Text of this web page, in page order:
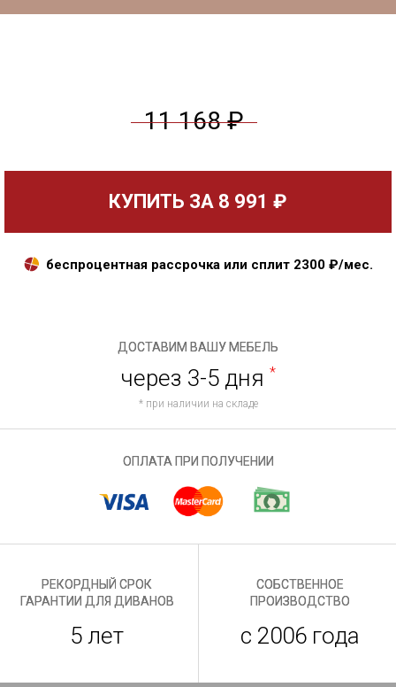
11 168 ₽
КУПИТЬ ЗА 8 991 ₽
беспроцентная рассрочка или сплит 2300 ₽/мес.
ДОСТАВИМ ВАШУ МЕБЕЛЬ
через 3-5 дня *
* при наличии на складе
ОПЛАТА ПРИ ПОЛУЧЕНИИ
РЕКОРДНЫЙ СРОК
ГАРАНТИИ ДЛЯ ДИВАНОВ
5 лет
СОБСТВЕННОЕ
ПРОИЗВОДСТВО
с 2006 года